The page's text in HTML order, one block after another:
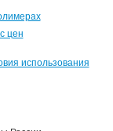
цен
использования